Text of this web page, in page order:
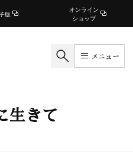
版
オンライン
ショップ
メニュー
生きて